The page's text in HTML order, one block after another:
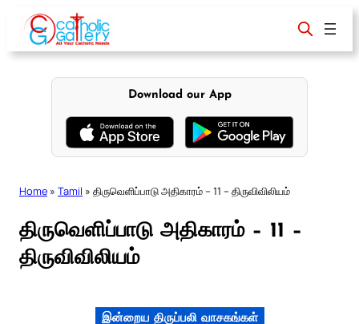
content
Download our App
Home » Tamil » திருவெளிப்பாடு அதிகாரம் – 11 – திருவிவிலியம்
திருவெளிப்பாடு அதிகாரம் – 11 –
திருவிவிலியம்
இன்றைய திருப்பலி வாசகங்கள்